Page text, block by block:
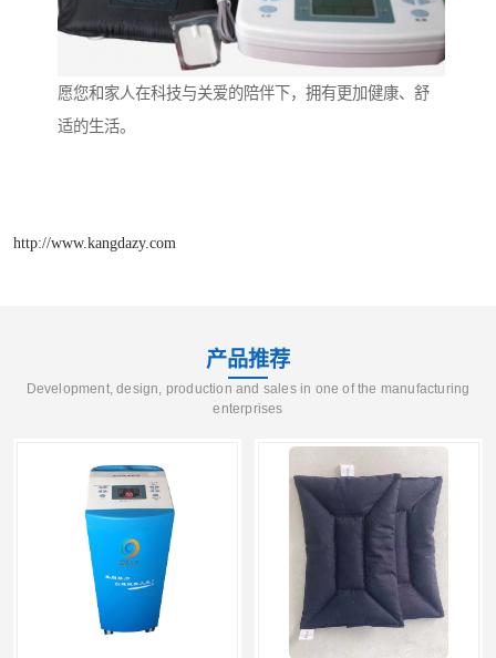
愿您和家人在科技与关爱的陪伴下，拥有更加健康、舒
适的生活。
http://www.kangdazy.com
产品推荐
Development, design, production and sales in one of the manufacturing
enterprises